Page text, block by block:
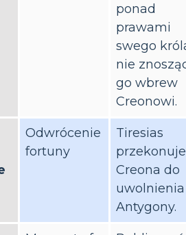
ponad
prawami
swego
nie
go wbrew
Creonowi.
Odwrócenie
fortuny
Tiresias
przekonuje
Creona do
uwolnienia
Antygony.